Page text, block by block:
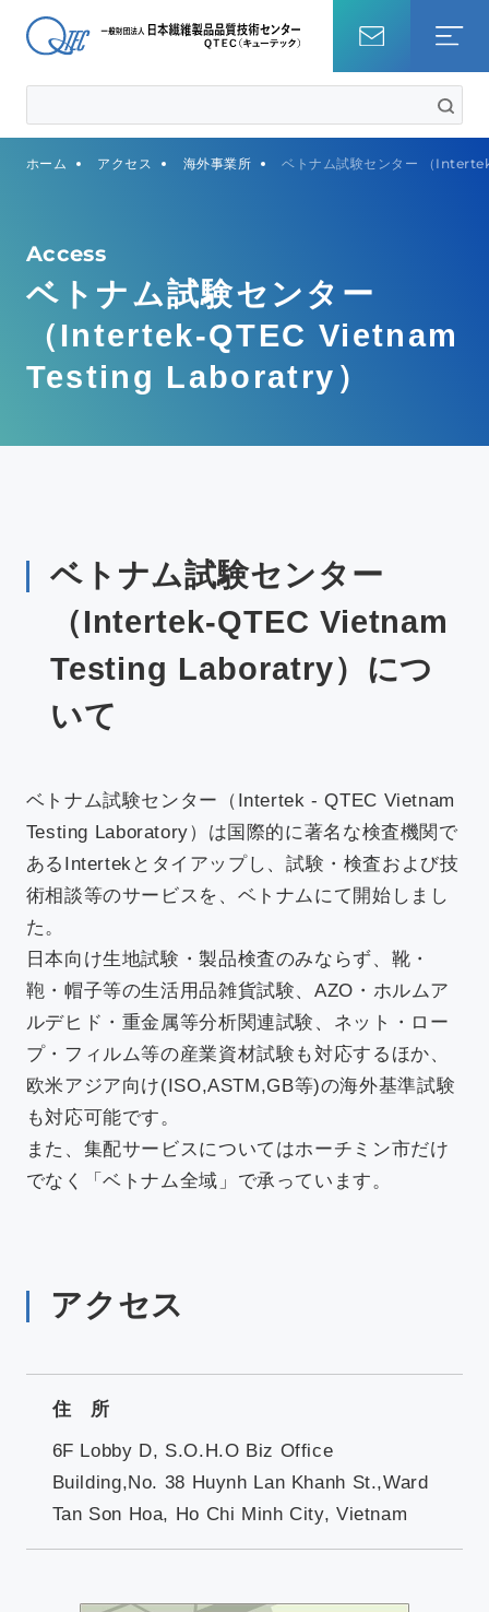
お問い合わせ
採用情報
試験を調べる
QTECについて
事業内容
サステナビリティ
アクセス
ホーム アクセス 海外事業所 ベトナム試験センター （
Access
ベトナム試験センター
（Intertek-QTEC Vietnam
Testing Laboratry）
ベトナム試験センター
（Intertek-QTEC Vietnam
Testing Laboratry）につ
いて
ベトナム試験センター（Intertek - QTEC Vietnam
Testing Laboratory）は国際的に著名な検査機関で
あるIntertekとタイアップし、試験・検査および技
術相談等のサービスを、ベトナムにて開始しまし
た。
日本向け生地試験・製品検査のみならず、靴・
鞄・帽子等の生活用品雑貨試験、AZO・ホルムア
ルデヒド・重金属等分析関連試験、ネット・ロー
プ・フィルム等の産業資材試験も対応するほか、
欧米アジア向け(ISO,ASTM,GB等)の海外基準試験
も対応可能です。
また、集配サービスについてはホーチミン市だけ
でなく「ベトナム全域」で承っています。
アクセス
住 所
6F Lobby D, S.O.H.O Biz Office
Building,No. 38 Huynh Lan Khanh St.,Ward
Tan Son Hoa, Ho Chi Minh City, Vietnam